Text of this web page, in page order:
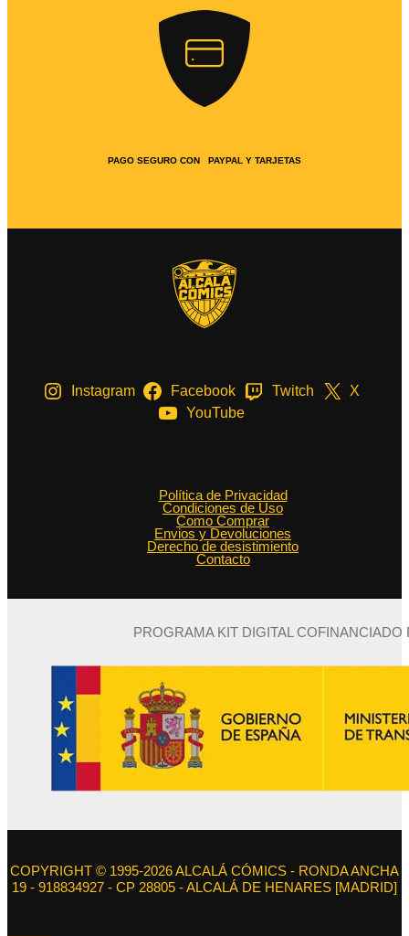
PAGO SEGURO CON PAYPAL Y TARJETAS
Instagram Facebook Twitch
X
YouTube
Política de Privacidad
Condiciones de Uso
Como Comprar
Envios y Devoluciones
Derecho de desistimiento
Contacto
PROGRAMA KIT DIGITAL
COPYRIGHT © 1995-2026 ALCALÁ CÓMICS - RONDA ANCHA
19 - 918834927 - CP 28805 - ALCALÁ DE HENARES [MADRID]